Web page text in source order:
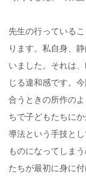
先生の行っている
ります。私自身、
いました。それは
じる違和感です。
合うときの所作の
ちで子どもたちに
導法という手技と
ものになってしま
たちが最初に身に